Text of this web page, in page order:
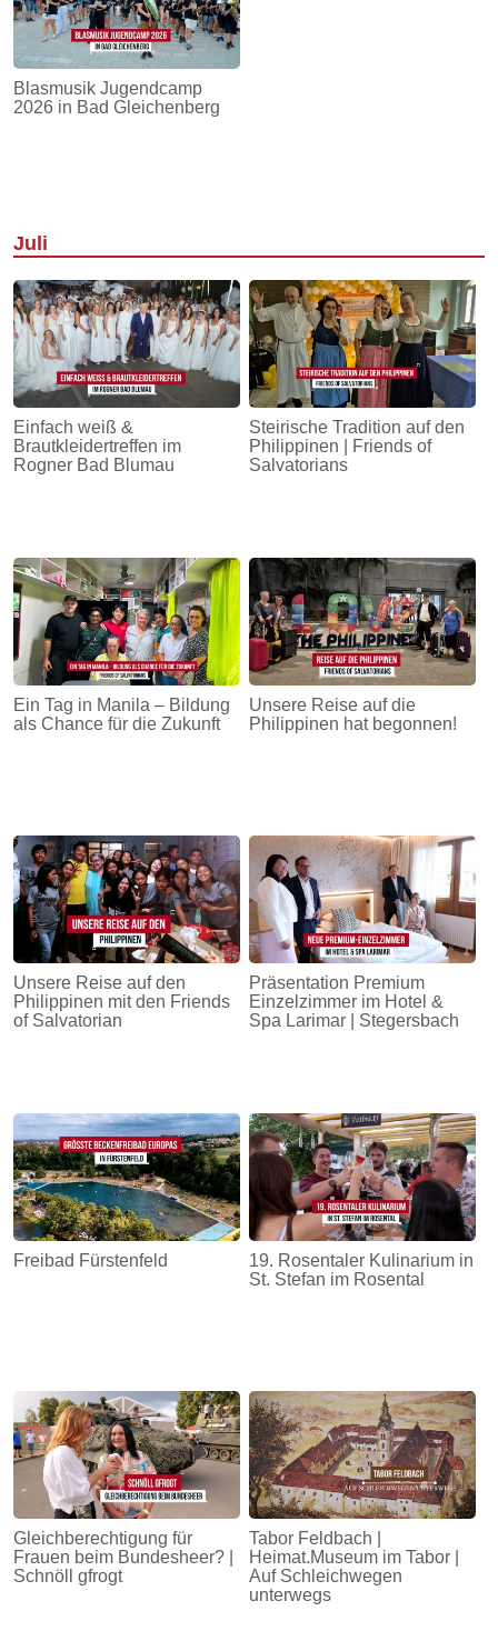
Blasmusik Jugendcamp
2026 in Bad Gleichenberg
Juli
Einfach weiß &
Brautkleidertreffen im
Rogner Bad Blumau
Steirische Tradition auf den
Philippinen | Friends of
Salvatorians
Ein Tag in Manila – Bildung
als Chance für die Zukunft
Unsere Reise auf die
Philippinen hat begonnen!
Unsere Reise auf den
Philippinen mit den Friends
of Salvatorian
Präsentation Premium
Einzelzimmer im Hotel &
Spa Larimar | Stegersbach
Freibad Fürstenfeld
19. Rosentaler Kulinarium in
St. Stefan im Rosental
Gleichberechtigung für
Frauen beim Bundesheer? |
Schnöll gfrogt
Tabor Feldbach |
Heimat.Museum im Tabor |
Auf Schleichwegen
unterwegs